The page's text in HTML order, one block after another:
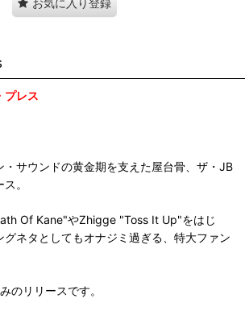
お気に入り登録
プレス
・サウンドの黄金期を支えた屋台骨、ザ・JB
。
Of Kane"やZhigge "Toss It Up"をはじ
ネタとしてもオナジミ過ぎる、特大ファン
のリリースです。